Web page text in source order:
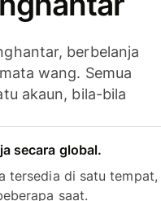
berbelanja
wang. Semua
akaun, bila-bila
secara global.
tersedia di satu tempat,
saat.